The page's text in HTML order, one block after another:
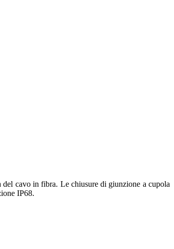
cavo in fibra. Le chiusure di giunzione a cupola
IP68.